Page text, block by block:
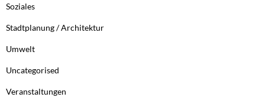
Soziales
Stadtplanung / Architektur
Umwelt
Uncategorised
Veranstaltungen